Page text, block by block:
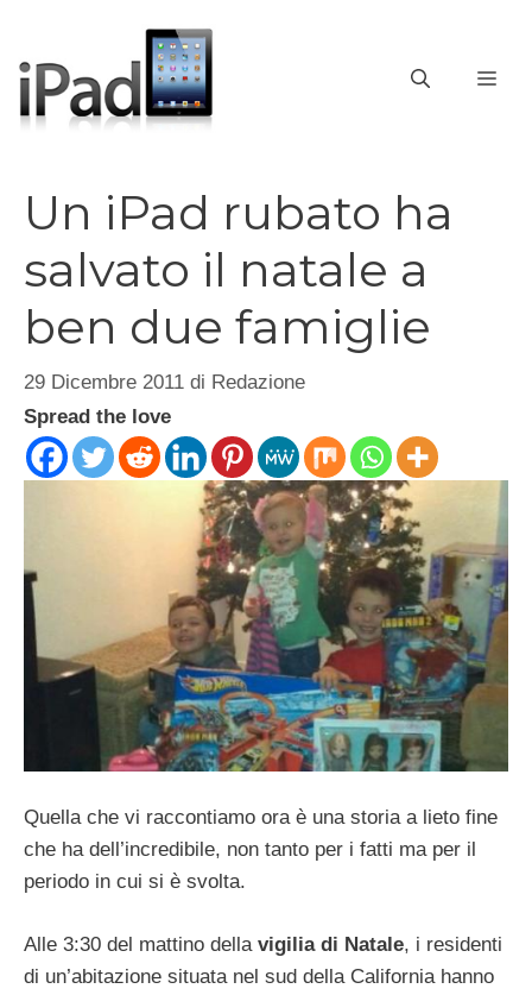
contenuto
Un iPad rubato ha
salvato il natale a
ben due famiglie
29 Dicembre 2011 di Redazione
Spread the love
Quella che vi raccontiamo ora è una storia a lieto fine
che ha dell’incredibile, non tanto per i fatti ma per il
periodo in cui si è svolta.
Alle 3:30 del mattino della vigilia di Natale, i residenti
di un’abitazione situata nel sud della California hanno